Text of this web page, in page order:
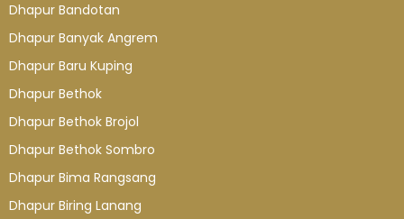
Dhapur Bandotan
Dhapur Banyak Angrem
Dhapur Baru Kuping
Dhapur Bethok
Dhapur Bethok Brojol
Dhapur Bethok Sombro
Dhapur Bima Rangsang
Dhapur Biring Lanang